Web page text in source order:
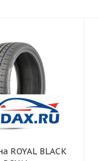
ROYAL BLACK